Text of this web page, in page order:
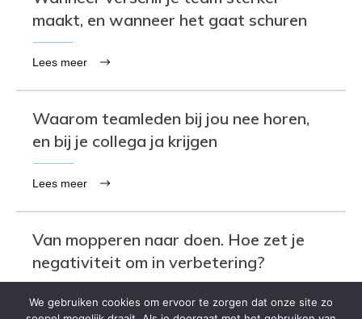
maakt, en wanneer het gaat schuren
Lees meer
Waarom teamleden bij jou nee horen,
en bij je collega ja krijgen
Lees meer
Van mopperen naar doen. Hoe zet je
negativiteit om in verbetering?
Lees meer
We gebruiken cookies om ervoor te zorgen dat onze site zo